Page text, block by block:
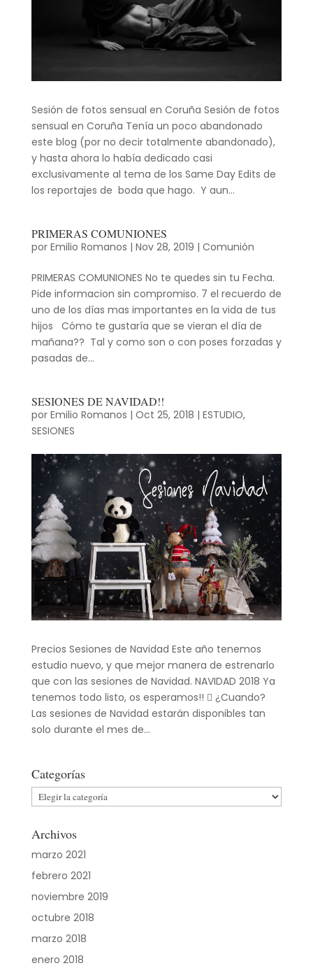
Sesión de fotos sensual en Coruña Sesión de fotos
sensual en Coruña Tenía un poco abandonado
este blog (por no decir totalmente abandonado),
y hasta ahora lo había dedicado casi
exclusivamente al tema de los Same Day Edits de
los reportajes de boda que hago. Y aun...
PRIMERAS COMUNIONES
por Emilio Romanos | Nov 28, 2019 | Comunión
PRIMERAS COMUNIONES No te quedes sin tu Fecha.
Pide informacion sin compromiso. 7 el recuerdo de
uno de los días mas importantes en la vida de tus
hijos Cómo te gustaría que se vieran el día de
mañana?? Tal y como son o con poses forzadas y
pasadas de...
SESIONES DE NAVIDAD!!
por Emilio Romanos | Oct 25, 2018 | ESTUDIO,
SESIONES
Precios Sesiones de Navidad Este año tenemos
estudio nuevo, y que mejor manera de estrenarlo
que con las sesiones de Navidad. NAVIDAD 2018 Ya
tenemos todo listo, os esperamos!!  ¿Cuando?
Las sesiones de Navidad estarán disponibles tan
solo durante el mes de...
Categorías
Categorías
Archivos
marzo 2021
febrero 2021
noviembre 2019
octubre 2018
marzo 2018
enero 2018